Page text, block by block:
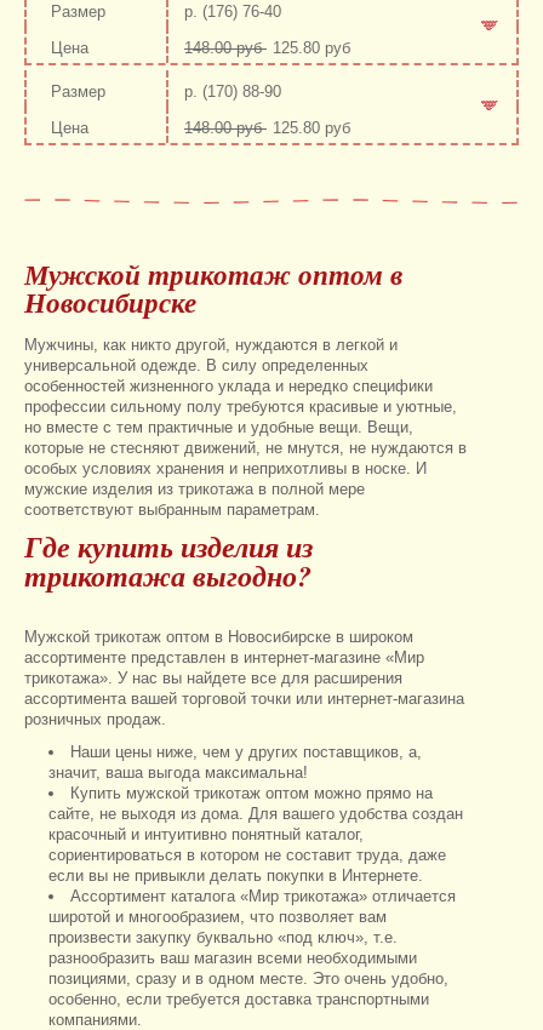
р. (176) 76-40
148.00 руб 125.80 руб
- +
р. (170) 88-90
148.00 руб 125.80 руб
Мужской трикотаж оптом в
Новосибирске
Мужчины, как никто другой, нуждаются в легкой и
универсальной одежде. В силу определенных
особенностей жизненного уклада и нередко специфики
профессии сильному полу требуются красивые и уютные,
но вместе с тем практичные и удобные вещи. Вещи,
которые не стесняют движений, не мнутся, не нуждаются в
особых условиях хранения и неприхотливы в носке. И
мужские изделия из трикотажа в полной мере
соответствуют выбранным параметрам.
Где купить изделия из
трикотажа выгодно?
Мужской трикотаж оптом в Новосибирске в широком
ассортименте представлен в интернет-магазине «Мир
трикотажа». У нас вы найдете все для расширения
ассортимента вашей торговой точки или интернет-магазина
розничных продаж.
Наши цены ниже, чем у других поставщиков, а,
значит, ваша выгода максимальна!
Купить мужской трикотаж оптом можно прямо на
сайте, не выходя из дома. Для вашего удобства создан
красочный и интуитивно понятный каталог,
сориентироваться в котором не составит труда, даже
если вы не привыкли делать покупки в Интернете.
Ассортимент каталога «Мир трикотажа» отличается
широтой и многообразием, что позволяет вам
произвести закупку буквально «под ключ», т.е.
разнообразить ваш магазин всеми необходимыми
позициями, сразу и в одном месте. Это очень удобно,
особенно, если требуется доставка транспортными
компаниями.